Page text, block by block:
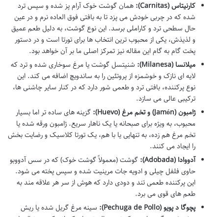
کارنیتاس (Carnitas):
همان گوشت خوک آرام پز شده و سپس ترد
شده که در چربی خودش می پزد تا به بافتی فوق العاده نرم و در عین
حال سطحی ترد و کاراملی برسد. این نوع گوشت، به دلیل طعم عمیق
و لذیذش، یکی از محبوب ترین انتخاب ها برای تورتا است و در دستور
پخت گام به گام این مقاله نیز تمرکز اصلی ما بر آن خواهد بود.
میلانسا (Milanesa):
شنیتسل گوشت یا مرغ سوخاری شده و ترد که
لایه ای نازک و خوشمزه از پروتئین را به ساندویچ اضافه می کند. این
نوع پرکننده، بافتی ترد و طعمی شور دارد که در کنار سایر چاشنی ها،
ترکیبی عالی می سازد.
ژامبون (Jamón) و تخم مرغ (Huevo):
گزینه های ساده تر اما بسیار
محبوب، به ویژه برای صبحانه یا یک ناهار سریع. ژامبون ورقه شده یا
تخم مرغ هم زده، به تنهایی یا با هم، یک تورتا کلاسیک و رضایت بخش
را ایجاد می کنند.
آدووادا (Adobada):
گوشت (معمولاً گوشت خوک) که در سس آدووبو
حاوی فلفل چیلی و ادویه جات مرینیت شده و سپس پخته می شود.
این پرکننده طعمی تند و دودی دارد که هوش از سر هر علاقه مند به
طعم های قوی می برد.
پچوگا د پویو (Pechuga de Pollo):
سینه مرغ گریل شده یا ریش